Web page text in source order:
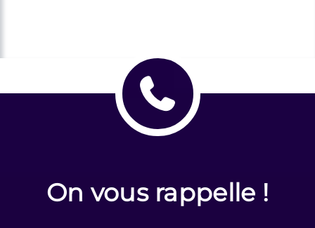
On vous rappelle !